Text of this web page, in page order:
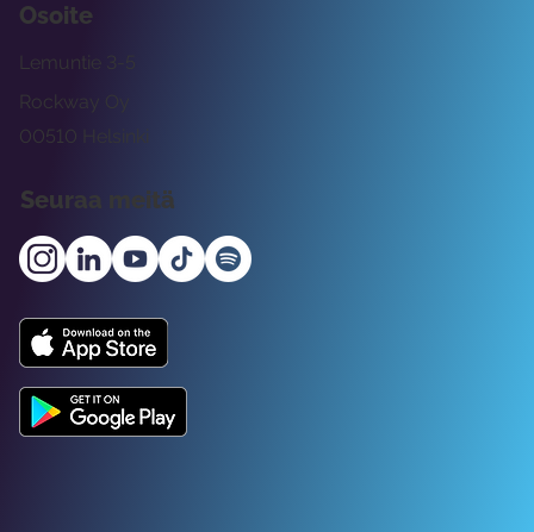
Osoite
Rockway Oy
Lemuntie 3-5
00510 Helsinki
Seuraa meitä